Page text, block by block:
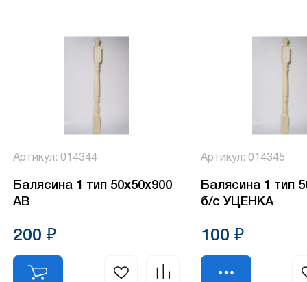
Артикул: 014344
Балясина 1 тип 50х50х900
АВ
200 ₽
Артикул: 014345
Балясина 1 тип
б/с УЦЕНКА
100 ₽